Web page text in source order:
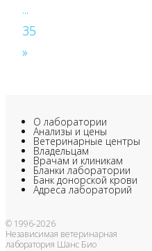
...
35
»
О лаборатории
Анализы и цены
Ветеринарные центры
Владельцам
Врачам и клиникам
Бланки лаборатории
Банк донорской крови
Адреса лабораторий
© 1996-2026
Независимая ветеринарная
лаборатория Шанс Био